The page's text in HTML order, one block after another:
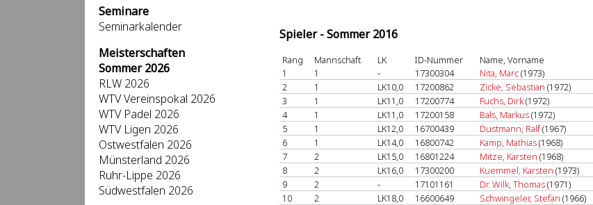
Seminare
Seminarkalender
Meisterschaften
Sommer 2026
RLW 2026
WTV Vereinspokal 2026
WTV Padel 2026
WTV Ligen 2026
Ostwestfalen 2026
Münsterland 2026
Ruhr-Lippe 2026
Südwestfalen 2026
Spieler - Sommer 2016
Rang Mannschaft LK ID-Nummer Name, Vorname
1
1 - 17300304 Nita, Marc(1973)
2
1 LK10,0 17200862 Zicke, Sebastian (1972)
3
1 LK11,0 17200774 Fuchs, Dirk(1972)
4
1 LK11,0 17200158 Bals, Markus(1972)
5
1 LK12,0 16700439 Dustmann, Ralf(1967)
6
1 LK14,0 16800742 Kamp, Mathias(1968)
7
2 LK15,0 16801224 Mitze, Karsten (1968)
8
2 LK16,0 17300200 Kuemmel, Karsten (1973)
9
2 - 17101161 Dr. Wilk, Thomas(1971)
10
2 LK18,0 16600649 Schwingeler, Stefan (1966)